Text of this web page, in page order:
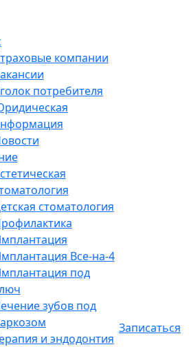
компании
потребителя
стоматология
Все-на-4
под
зубов под
и эндодонтия
Записаться